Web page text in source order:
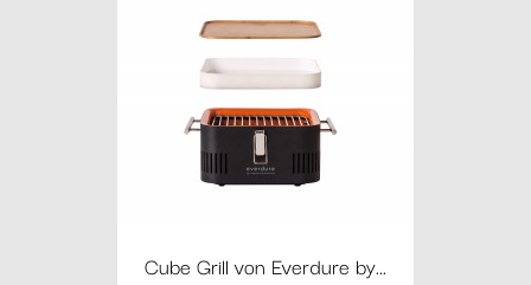
Cube Grill von Everdure by...